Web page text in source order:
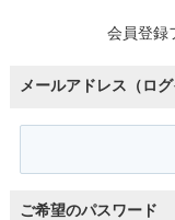
会員登録
メールアドレス（ログ
ご希望のパスワード